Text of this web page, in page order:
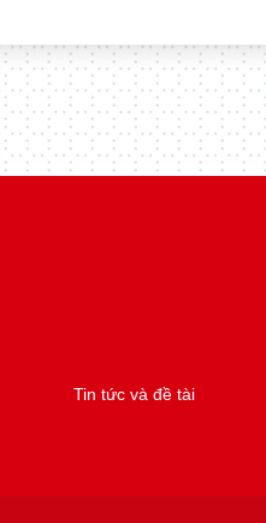
Tin tức và đề tài